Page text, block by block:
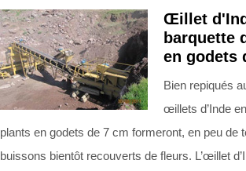
Œillet
barquette
en godets
Bien repiqués
œillets d’Inde
plants en godets de 7 cm formeront, en peu de
buissons bientôt recouverts de fleurs. L’œillet